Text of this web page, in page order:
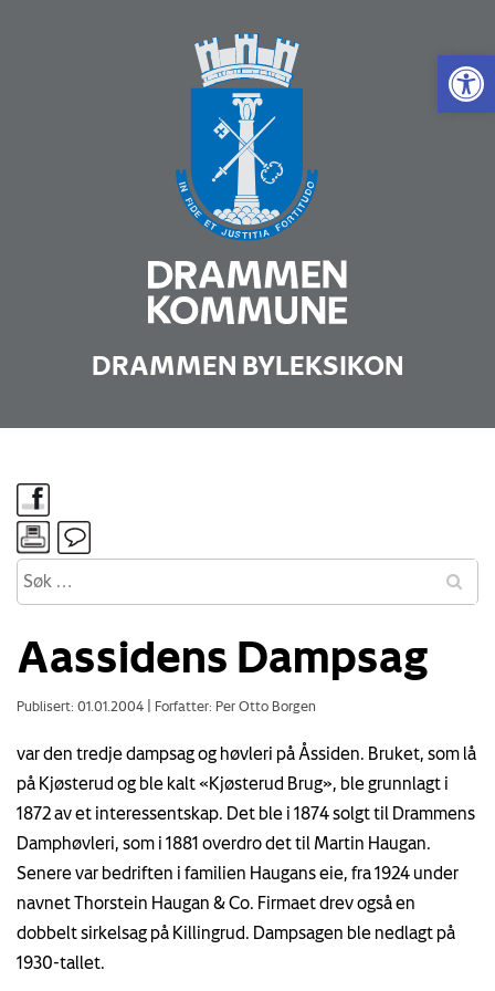
Vis
DRAMMEN BYLEKSIKON
Aassidens Dampsag
Publisert: 01.01.2004 Forfatter: Per Otto Borgen
var den tredje dampsag og høvleri på Åssiden. Bruket, som lå
på Kjøsterud og ble kalt «Kjøsterud Brug», ble grunnlagt i
1872 av et interessentskap. Det ble i 1874 solgt til Drammens
Damphøvleri, som i 1881 overdro det til Martin Haugan.
Senere var bedriften i familien Haugans eie, fra 1924 under
navnet Thorstein Haugan & Co. Firmaet drev også en
dobbelt sirkelsag på Killingrud. Dampsagen ble nedlagt på
1930-tallet.